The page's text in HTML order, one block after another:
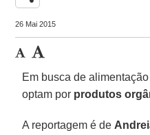
26 Mai 2015
Em busca de
optam por produtos
A reportagem é de